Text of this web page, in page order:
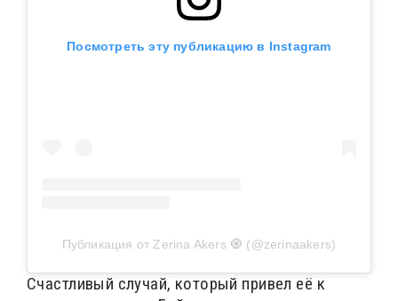
Посмотреть эту публикацию в Instagram
Публикация от Zerina Akers 🧿 (@zerinaakers)
Счастливый случай, который привел её к